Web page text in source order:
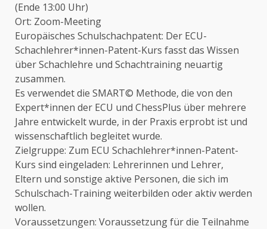
(Ende 13:00 Uhr)
Ort: Zoom-Meeting
Europäisches Schulschachpatent: Der ECU-
Schachlehrer*innen-Patent-Kurs fasst das Wissen
über Schachlehre und Schachtraining neuartig
zusammen.
Es verwendet die SMART© Methode, die von den
Expert*innen der ECU und ChessPlus über mehrere
Jahre entwickelt wurde, in der Praxis erprobt ist und
wissenschaftlich begleitet wurde.
Zielgruppe: Zum ECU Schachlehrer*innen-Patent-
Kurs sind eingeladen: Lehrerinnen und Lehrer,
Eltern und sonstige aktive Personen, die sich im
Schulschach-Training weiterbilden oder aktiv werden
wollen.
Voraussetzungen: Voraussetzung für die Teilnahme